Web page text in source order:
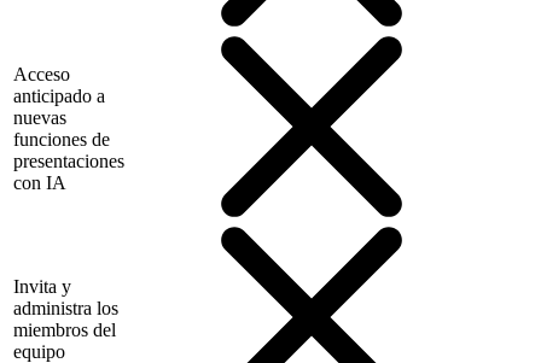
Acceso
anticipado a
nuevas
funciones de
presentaciones
con IA
Invita y
administra los
miembros del
equipo